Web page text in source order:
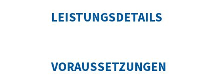
LEISTUNGSDETAILS
VORAUSSETZUNGEN